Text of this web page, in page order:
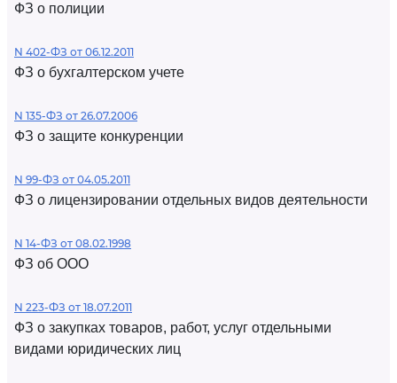
ФЗ о полиции
N 402-ФЗ от 06.12.2011
ФЗ о бухгалтерском учете
N 135-ФЗ от 26.07.2006
ФЗ о защите конкуренции
N 99-ФЗ от 04.05.2011
ФЗ о лицензировании отдельных видов деятельности
N 14-ФЗ от 08.02.1998
ФЗ об ООО
N 223-ФЗ от 18.07.2011
ФЗ о закупках товаров, работ, услуг отдельными
видами юридических лиц